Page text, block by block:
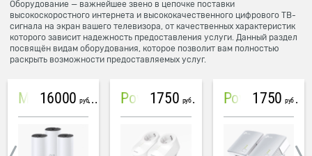
Оборудование — важнейшее звено в цепочке поставки
высокоскоростного интернета и высококачественного цифрового ТВ-
сигнала на экран вашего телевизора, от качественных характеристик
которого зависит надежность предоставления услуги. Данный раздел
посвящён видам оборудования, которое позволит вам полностью
раскрыть возможности предоставляемых услуг.
Mesh система TP-Link Deco M4 (3 устройства)
16000 руб PowerLine Tenda PH6
1750 руб PowerLine TP-Link AV600
1750 руб